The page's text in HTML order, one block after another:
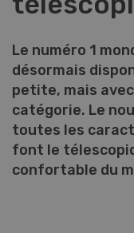
Le numéro 1
désormais
petite, mais
catégorie. Le
toutes les
font le
confortable du